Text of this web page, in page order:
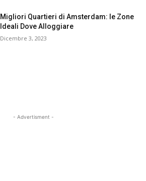
Migliori Quartieri di Amsterdam: le Zone
Ideali Dove Alloggiare
Dicembre 3, 2023
- Advertisment -